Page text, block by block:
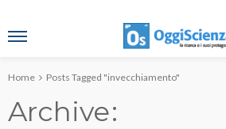
Home Posts Tagged "invecchiamento"
Archive